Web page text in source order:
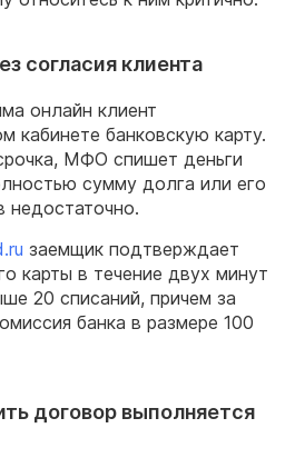
согласия клиента
онлайн клиент
кабинете банковскую карту.
МФО спишет деньги
сумму долга или его
недостаточно.
заемщик подтверждает
карты в течение двух минут
20 списаний, причем за
банка в размере 100
договор выполняется